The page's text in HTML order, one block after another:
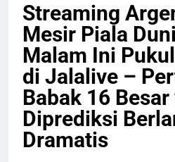
Streaming
Mesir Piala
Malam Ini
di Jalalive –
Babak 16 Besar
Diprediksi
Dramatis